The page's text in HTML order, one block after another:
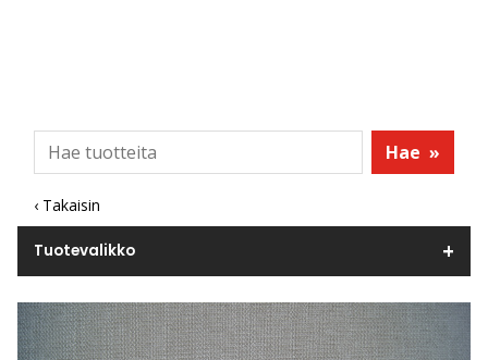
Hae »
‹ Takaisin
Tuotevalikko